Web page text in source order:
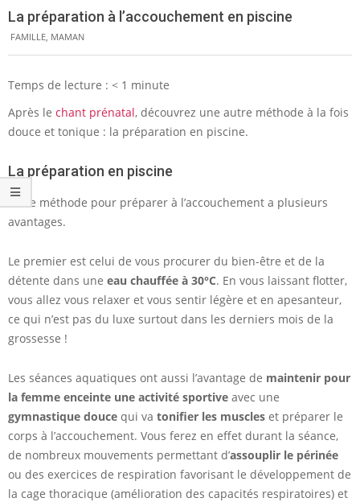
Menu
La préparation à l’accouchement en piscine
FAMILLE MAMAN
Temps de lecture : < 1 minute
Après le chant prénatal, découvrez une autre méthode à la fois
douce et tonique : la préparation en piscine.
La préparation en piscine
Cette méthode pour préparer à l’accouchement a plusieurs
avantages.
Le premier est celui de vous procurer du bien-être et de la
détente dans une eau chauffée à 30°C. En vous laissant flotter,
vous allez vous relaxer et vous sentir légère et en apesanteur,
ce qui n’est pas du luxe surtout dans les derniers mois de la
grossesse !
Les séances aquatiques ont aussi l’avantage de maintenir pour
la femme enceinte une activité sportive avec une
gymnastique douce qui va tonifier les muscles et préparer le
corps à l’accouchement. Vous ferez en effet durant la séance,
de nombreux mouvements permettant d’assouplir le périnée
ou des exercices de respiration favorisant le développement de
la cage thoracique (amélioration des capacités respiratoires) et